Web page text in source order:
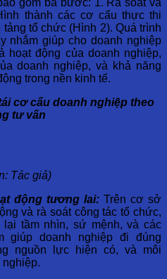
gồm ba bước: 1. Rà soát và
thành các cơ cấu thực thi
tổ chức (Hình 2). Quá trình
nhắm giúp cho doanh nghiệp
hoạt động của doanh nghiệp,
doanh nghiệp, và khả năng
trong nền kinh tế.
cơ cấu doanh nghiệp theo
tư vấn
Tác giả)
động tương lai: Trên cơ sở
và rà soát công tác tổ chức,
tầm nhìn, sứ mệnh, và các
giúp doanh nghiệp đi đúng
nguồn lực hiện có, và môi